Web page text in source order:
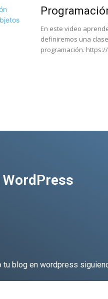
En este video
definiremos una
programación.
tu blog en wordpress